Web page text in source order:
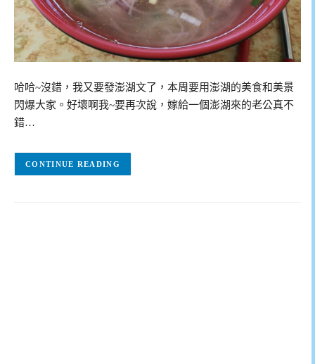
哈哈~沒錯，我又要發澎湖文了，本周要用澎湖的美食和美景
閃爆大家。好壞啊我~要再次說，嫁給一個澎湖來的老公真不
錯…
CONTINUE READING